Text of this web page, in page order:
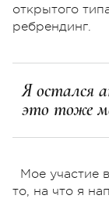
открытого
ребрендинг.
Я остался
это тоже
Мое участие
то, на что я